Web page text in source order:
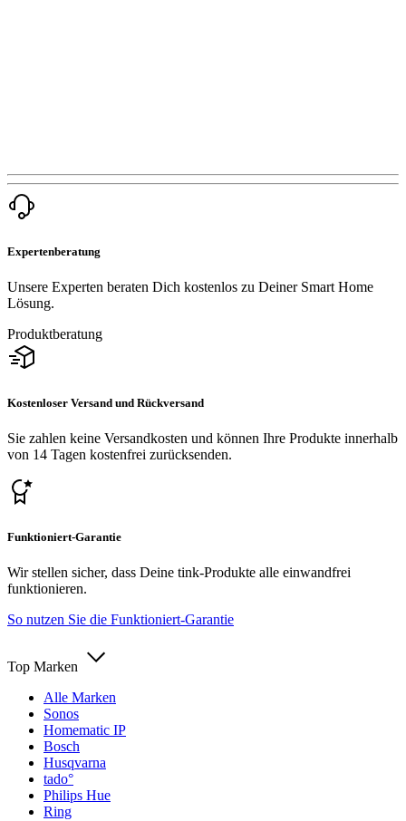
Expertenberatung
Unsere Experten beraten Dich kostenlos zu Deiner Smart Home
Lösung.
Produktberatung
Kostenloser Versand und Rückversand
Sie zahlen keine Versandkosten und können Ihre Produkte innerhalb
von 14 Tagen kostenfrei zurücksenden.
Funktioniert-Garantie
Wir stellen sicher, dass Deine tink-Produkte alle einwandfrei
funktionieren.
So nutzen Sie die Funktioniert-Garantie
Top Marken
Alle Marken
Sonos
Homematic IP
Bosch
Husqvarna
tado°
Philips Hue
Ring